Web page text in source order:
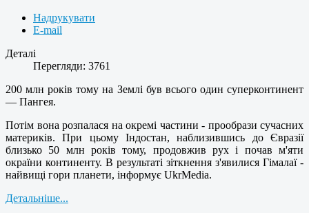
Надрукувати
E-mail
Деталі
Перегляди: 3761
200 млн років тому на Землі був всього один суперконтинент
— Пангея.
Потім вона розпалася на окремі частини - прообрази сучасних
материків. При цьому Індостан, наблизившись до Євразії
близько 50 млн років тому, продовжив рух і почав м'яти
окраїни континенту. В результаті зіткнення з'явилися Гімалаї -
найвищі гори планети, інформує UkrMedia.
Детальніше...